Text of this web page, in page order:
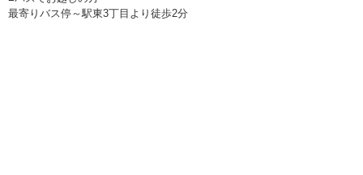
最寄りバス停～駅東3丁目より徒歩2分